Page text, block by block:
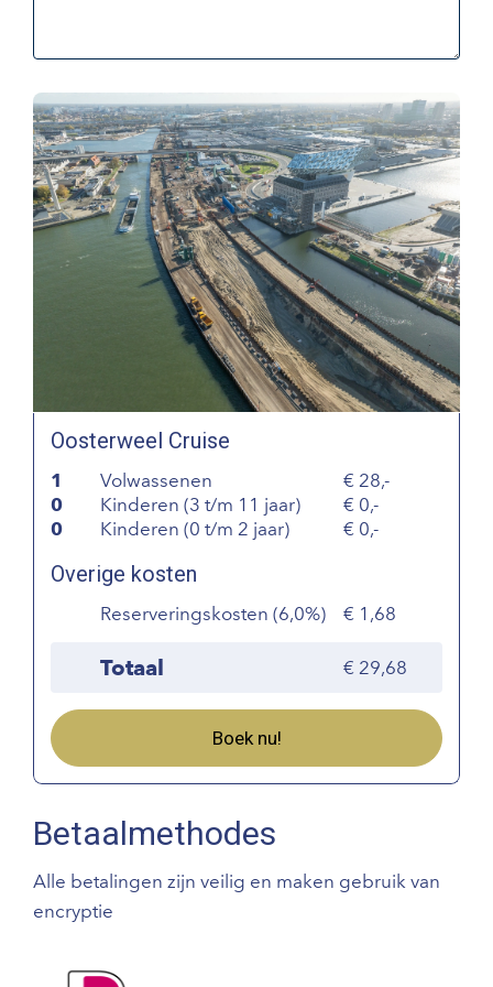
Oosterweel Cruise
1 Volwassenen
28,-
0
Kinderen (3 t/m 11 jaar)
0,-
0
Kinderen (0 t/m 2 jaar) 0,-
Overige kosten
Reserveringskosten (6,0%) 1,68
Totaal 29,68
Boek nu!
Betaalmethodes
Alle betalingen zijn veilig en maken gebruik van
encryptie